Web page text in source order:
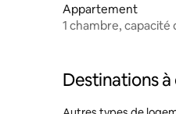
Appartement
1 chambre,
Destinations